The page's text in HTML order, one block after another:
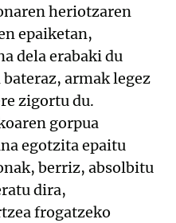
heriotzaren
epaiketan,
dela erabaki du
armak legez
zigortu du.
gorpua
egotzita epaitu
berriz, absolbitu
dira,
frogatzeko